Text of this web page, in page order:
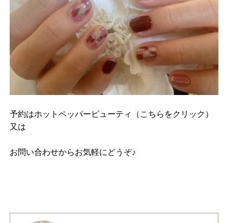
予約はホットペッパービューティ（こちらをクリック）
又は
お問い合わせからお気軽にどうぞ♪